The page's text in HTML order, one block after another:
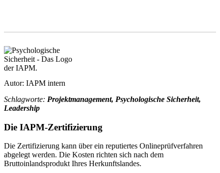
Autor: IAPM intern
Schlagworte: Projektmanagement, Psychologische Sicherheit,
Leadership
Die IAPM-Zertifizierung
Die Zertifizierung kann über ein reputiertes Onlineprüfverfahren
abgelegt werden. Die Kosten richten sich nach dem
Bruttoinlandsprodukt Ihres Herkunftslandes.